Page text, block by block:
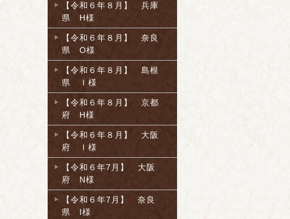
【令和６年８月】 兵庫
県 H様
【令和６年８月】 奈良
県 O様
【令和６年８月】 島根
県 Ｉ様
【令和６年８月】 京都
府 H様
【令和６年８月】 大阪
府 Ｉ様
【令和６年7月】 大阪
府 N様
【令和６年7月】 奈良
県 I様